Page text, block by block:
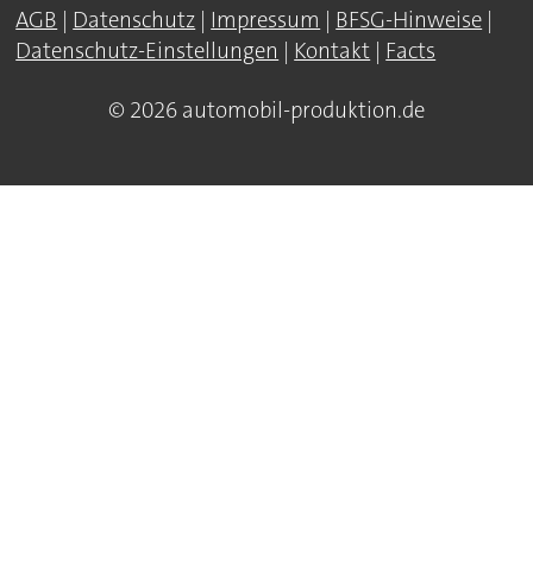
AGB | Datenschutz | Impressum | BFSG-Hinweise |
Datenschutz-Einstellungen | Kontakt | Facts
© 2026 automobil-produktion.de